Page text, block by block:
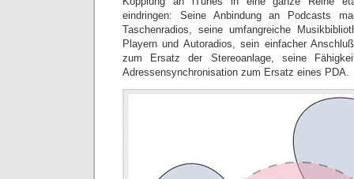
eindringen: Seine Anbindung an Podcasts
Taschenradios, seine umfangreiche
Playern und Autoradios, sein einfacher
zum Ersatz der Stereoanlage, seine
Adressensynchronisation zum Ersatz eines PDA.